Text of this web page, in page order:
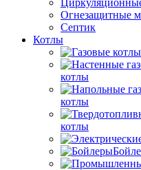
Огнезащитные
Септик
Котлы
котлы
котлы
котлы